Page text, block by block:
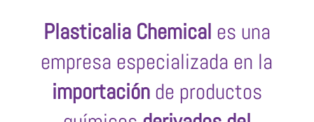
Plasticalia Chemical es una
empresa especializada en la
importaciónde productos